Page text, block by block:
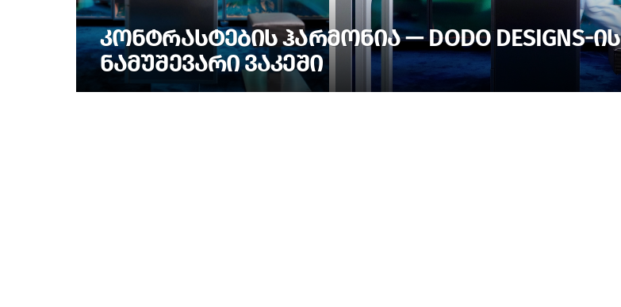
ᲙᲝᲜᲢᲠᲐᲡᲢᲔᲑᲘᲡ ᲰᲐᲠᲛᲝᲜᲘᲐ — DODO DESIGNS-ᲘᲡ
ᲜᲐᲛᲣᲨᲔᲕᲐᲠᲘ ᲕᲐᲙᲔᲨᲘ